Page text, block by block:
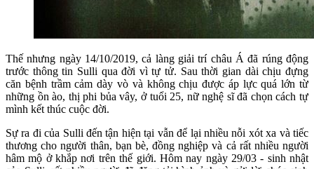
Thế nhưng ngày 14/10/2019, cả làng giải trí châu Á đã rúng động
trước thông tin Sulli qua đời vì tự tử. Sau thời gian dài chịu đựng
căn bệnh trầm cảm dày vò và không chịu được áp lực quá lớn từ
những ồn ào, thị phi bủa vây, ở tuổi 25, nữ nghệ sĩ đã chọn cách tự
mình kết thúc cuộc đời.
Sự ra đi của Sulli đến tận hiện tại vẫn để lại nhiều nỗi xót xa và tiếc
thương cho người thân, bạn bè, đồng nghiệp và cả rất nhiều người
hâm mộ ở khắp nơi trên thế giới. Hôm nay ngày 29/03 - sinh nhật